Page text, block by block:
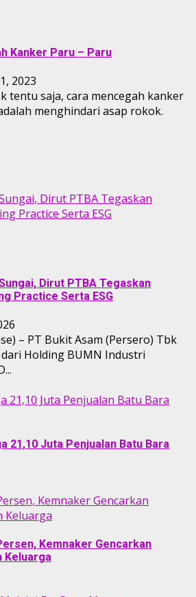
Kanker Paru – Paru
2023
tentu saja, cara mencegah kanker
menghindari asap rokok.
Dirut PTBA Tegaskan
Practice Serta ESG
Dirut PTBA Tegaskan
Practice Serta ESG
– PT Bukit Asam (Persero) Tbk
Holding BUMN Industri
21,10 Juta Penjualan Batu Bara
21,10 Juta Penjualan Batu Bara
Kemnaker Gencarkan
Keluarga
Kemnaker Gencarkan
Keluarga